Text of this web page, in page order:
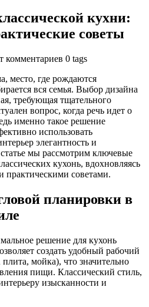
кухни:
советы
комментариев 0 tags
место, где рождаются
вся семья. Выбор дизайна
требующая тщательного
вопрос, когда речь идет о
именно такое решение
использовать
элегантность и
мы рассмотрим ключевые
кухонь, вдохновляясь
советами.
планировки в
решение для кухонь
создать удобный рабочий
мойка), что значительно
пищи. Классический стиль,
изысканности и